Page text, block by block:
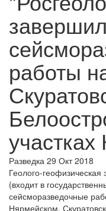
работы
участках
Разведка 29 Окт 2018
Геолого-
(входит в
сейсморазведочные
Нярмейском,